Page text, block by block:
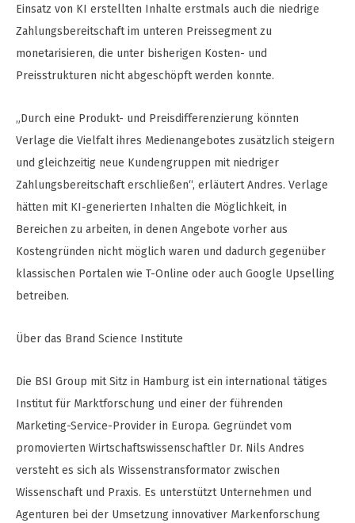
Einsatz von KI erstellten Inhalte erstmals auch die niedrige
Zahlungsbereitschaft im unteren Preissegment zu
monetarisieren, die unter bisherigen Kosten- und
Preisstrukturen nicht abgeschöpft werden konnte.
„Durch eine Produkt- und Preisdifferenzierung könnten
Verlage die Vielfalt ihres Medienangebotes zusätzlich steigern
und gleichzeitig neue Kundengruppen mit niedriger
Zahlungsbereitschaft erschließen“, erläutert Andres. Verlage
hätten mit KI-generierten Inhalten die Möglichkeit, in
Bereichen zu arbeiten, in denen Angebote vorher aus
Kostengründen nicht möglich waren und dadurch gegenüber
klassischen Portalen wie T-Online oder auch Google Upselling
betreiben.
Über das Brand Science Institute
Die BSI Group mit Sitz in Hamburg ist ein international tätiges
Institut für Marktforschung und einer der führenden
Marketing-Service-Provider in Europa. Gegründet vom
promovierten Wirtschaftswissenschaftler Dr. Nils Andres
versteht es sich als Wissenstransformator zwischen
Wissenschaft und Praxis. Es unterstützt Unternehmen und
Agenturen bei der Umsetzung innovativer Markenforschung